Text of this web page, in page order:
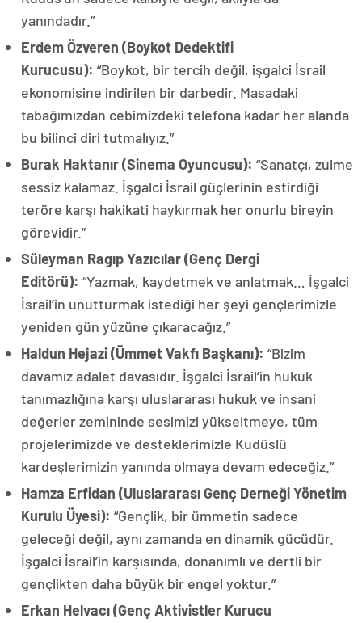
yanındadır.”
Erdem Özveren (Boykot Dedektifi
Kurucusu): “Boykot, bir tercih değil, işgalci İsrail
ekonomisine indirilen bir darbedir. Masadaki
tabağımızdan cebimizdeki telefona kadar her alanda
bu bilinci diri tutmalıyız.”
Burak Haktanır (Sinema Oyuncusu): “Sanatçı, zulme
sessiz kalamaz. İşgalci İsrail güçlerinin estirdiği
teröre karşı hakikati haykırmak her onurlu bireyin
görevidir.”
Süleyman Ragıp Yazıcılar (Genç Dergi
Editörü): “Yazmak, kaydetmek ve anlatmak… İşgalci
İsrail’in unutturmak istediği her şeyi gençlerimizle
yeniden gün yüzüne çıkaracağız.”
Haldun Hejazi (Ümmet Vakfı Başkanı): “Bizim
davamız adalet davasıdır. İşgalci İsrail’in hukuk
tanımazlığına karşı uluslararası hukuk ve insani
değerler zemininde sesimizi yükseltmeye, tüm
projelerimizde ve desteklerimizle Kudüslü
kardeşlerimizin yanında olmaya devam edeceğiz.”
Hamza Erfidan (Uluslararası Genç Derneği Yönetim
Kurulu Üyesi): “Gençlik, bir ümmetin sadece
geleceği değil, aynı zamanda en dinamik gücüdür.
İşgalci İsrail’in karşısında, donanımlı ve dertli bir
gençlikten daha büyük bir engel yoktur.”
Erkan Helvacı (Genç Aktivistler Kurucu